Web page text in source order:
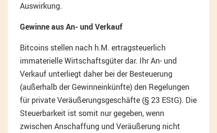
Auswirkung.
Gewinne aus An- und Verkauf
Bitcoins stellen nach h.M. ertragsteuerlich
immaterielle Wirtschaftsgüter dar. Ihr An- und
Verkauf unterliegt daher bei der Besteuerung
(außerhalb der Gewinneinkünfte) den Regelungen
für private Veräußerungsgeschäfte (§ 23 EStG). Die
Steuerbarkeit ist somit nur gegeben, wenn
zwischen Anschaffung und Veräußerung nicht